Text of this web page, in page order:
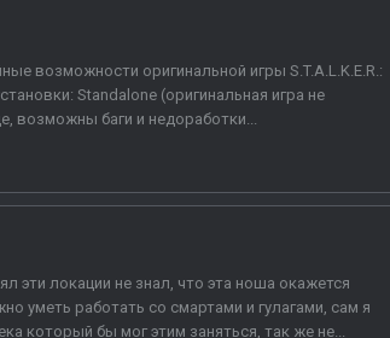
возможности оригинальной игры S.T.A.L.K.E.R.:
Standalone (оригинальная игра не
возможны баги и недоработки...
эти локации не знал, что эта ноша окажется
уметь работать со смартами и гулагами, сам я
который бы мог этим заняться, так же не...